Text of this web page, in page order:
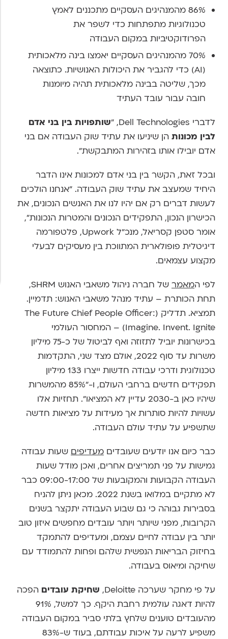
86% מהמנהיגים העסקיים מתכננים לאמץ
טכנולוגיות מתפתחות כדי לשפר את
הפרודוקטיביות במקום העבודה
70% מהמנהיגים העסקיים יאמצו בינה מלאכותית
(AI) כדי להגביר את היכולות האנושיות. כתוצאה
מכך, שליטה בבינה מלאכותית תהיה מיומנות
חובה עבור עובד העתיד
לדברי Dell Technologies, "
שותפויות בין בני אדם
לבין מכונות הן שיניעו את עתיד שוק העבודה אם בני
אדם יובילו אותו בזהירות המתבקשת".
ובכל זאת, הקשר בין בני אדם למכונות אינו הדבר
היחיד שמעצב את עתיד שוק העבודה. "אנחנו הולכים
לעשות דברים רק אם יהיו לנו את האנשים הנכונים, את
הכישרון הנכון, התפקידים הנכונים והמטרות הנכונות",
אומר סטפן קסריאל, מנכ"ל Upwork, פלטפורמה
דיגיטלית פופולארית המתווכת בין מעסיקים לבעלי
מקצוע עצמאים.
לפי המאמר
של חברה ניהול משאבי האנוש SHRM,
תחת הכותרת – עתיד מנהל משאבי האנוש: תדמיין.
תמציא. תדליק (The Future Chief People Officer:
Imagine. Invent. Ignite) – המחסור העולמי
בכישרונות יוביל לתזוזה ואף לביטול של כ-75 מיליון
משרות עד סוף 2022, אולם מצד שני, התקדמות
טכנולוגית ודרכי עבודה חדשות ייצרו 133 מיליון
תפקידים חדשים ברחבי העולם, ו-"85% מהמשרות
שיהיו כאן ב-2030 עדיין לא המציאו". תחזיות אלו
עשויות להיות סותרות אך מעידות על מציאות חדשה
שתשפיע על עתיד עולם העבודה.
כבר כיום אנו יודעים שעובדים מעדיפים שעות עבודה
גמישות על פני תמריצים אחרים, ואכן מודל שעות
העבודה הקבועות והמקובעות של 09:00-17:00 כבר
לא מתקיים במלואו בשנת 2022. מכאן ניתן להניח
בסבירות גבוהה כי גם שבוע העבודה יתקצר בשנים
הקרובות, מפני שיותר ויותר עובדים מחפשים איזון טוב
יותר בין עבודה לחיים עצמם, ומעדיפים להתמקד
בחיזוק הבריאות הנפשית שלהם ופחות להתמודד עם
שחיקה ומיאוס בעבודה.
על פי מחקר שערכה Deloitte, שחיקת עובדים הפכה
להיות דאגה עולמית רחבת היקף. כך למשל, 91%
מהעובדים טוענים שלחץ בלתי סביר במקום העבודה
משפיע לרעה על איכות עבודתם, בעוד ש-83%